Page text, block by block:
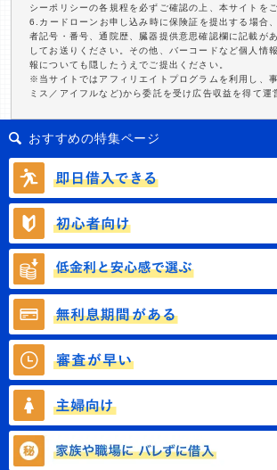
シーポリシーの各規程を必ずご確認の上、本サイトを
6.カードローンお申し込み時に保険証を提出する場合
者記号・番号、通院歴、臓器提供意思確認欄に記載が
してお送りください。その他、バーコードなど個人情
報についても隠したうえでご提出ください。
※当サイトではアフィリエイトプログラムを利用し、
ミス／アイフルなど)から委託を受け広告収益を得て運
おすすめの特集ページ